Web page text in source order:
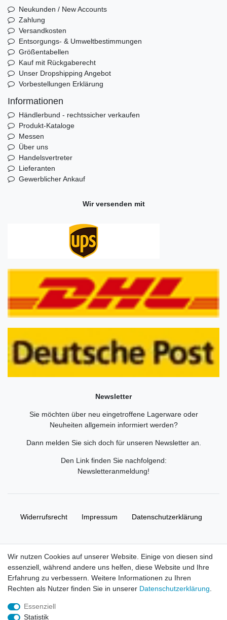
Neukunden / New Accounts
Zahlung
Versandkosten
Entsorgungs- & Umweltbestimmungen
Größentabellen
Kauf mit Rückgaberecht
Unser Dropshipping Angebot
Vorbestellungen Erklärung
Informationen
Händlerbund - rechtssicher verkaufen
Produkt-Kataloge
Messen
Über uns
Handelsvertreter
Lieferanten
Gewerblicher Ankauf
Wir versenden mit
Newsletter
Sie möchten über neu eingetroffene Lagerware oder
Neuheiten allgemein informiert werden?
Dann melden Sie sich doch für unseren Newsletter an.
Den Link finden Sie nachfolgend:
Newsletteranmeldung!
Widerrufs­recht Impressum Daten­schutz­erklärung
© Copyright 2026 | Alle Rechte vorbehalten. HL-
Handelsgesellschaft mbH.
Alle Markennamen, Warenzeichen sowie sämtliche Produktbilder
Wir nutzen Cookies auf unserer Website. Einige von diesen sind
essenziell, während andere uns helfen, diese Website und Ihre
Erfahrung zu verbessern. Weitere Informationen zu Ihren
Rechten als Nutzer finden Sie in unserer Daten­schutz­erklärung
Essenziell
Statistik